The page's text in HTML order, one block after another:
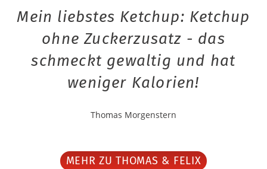
Mein liebstes Ketchup: Ketchup
ohne Zuckerzusatz - das
schmeckt gewaltig und hat
weniger Kalorien!
Thomas Morgenstern
MEHR ZU THOMAS & FELIX